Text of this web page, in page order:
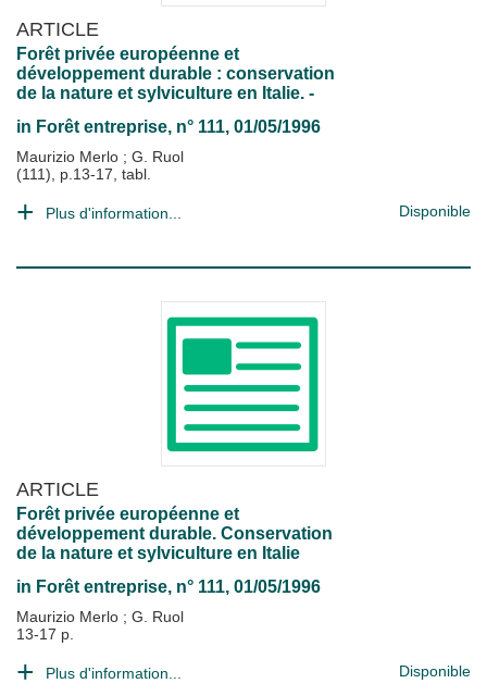
ARTICLE
Forêt privée européenne et
développement durable : conservation
de la nature et sylviculture en Italie. -
in Forêt entreprise, n° 111, 01/05/1996
Maurizio Merlo ; G. Ruol
(111), p.13-17, tabl.
Plus d'information... Disponible
ARTICLE
Forêt privée européenne et
développement durable. Conservation
de la nature et sylviculture en Italie
in Forêt entreprise, n° 111, 01/05/1996
Maurizio Merlo ; G. Ruol
13-17 p.
Plus d'information... Disponible